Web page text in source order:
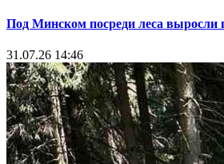
Под Минском посреди леса выросли
31.07.26 14:46